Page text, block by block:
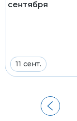
сентября
11 сент.